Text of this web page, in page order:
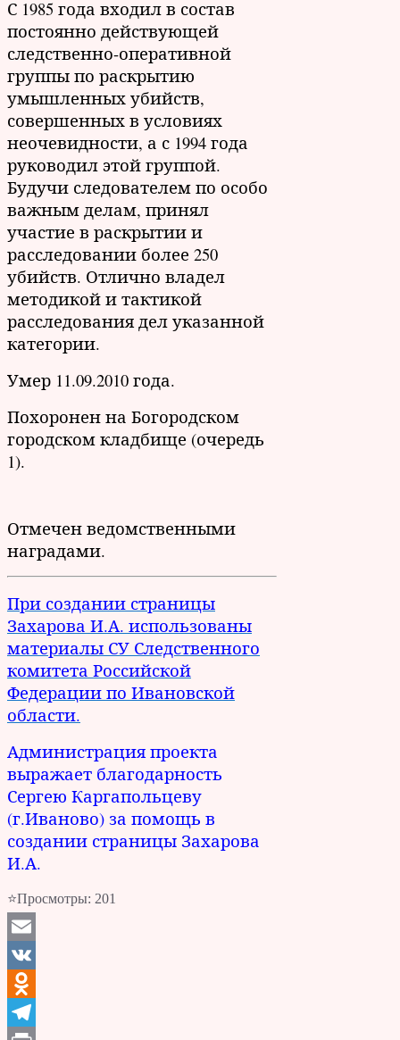
С 1985 года входил в состав
постоянно действующей
следственно-оперативной
группы по раскрытию
умышленных убийств,
совершенных в условиях
неочевидности, а с 1994 года
руководил этой группой.
Будучи следователем по особо
важным делам, принял
участие в раскрытии и
расследовании более 250
убийств. Отлично владел
методикой и тактикой
расследования дел указанной
категории.
Умер 11.09.2010 года.
Похоронен на Богородском
городском кладбище (очередь
1).
Отмечен ведомственными
наградами.
При создании страницы
Захарова И.А. использованы
материалы СУ Следственного
комитета Российской
Федерации по Ивановской
области.
Администрация проекта
выражает благодарность
Сергею Каргапольцеву
(г.Иваново) за помощь в
создании страницы Захарова
И.А.
⭐Просмотры: 201
Email
VK
Odnoklassniki